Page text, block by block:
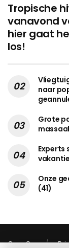
Tropische
vanavond
hier gaat
los!
naar
Grote
massaal
Experts
Onze
(41)
Over Ons